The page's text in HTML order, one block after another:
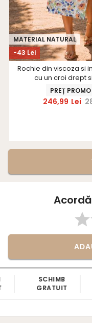
-43 Lei
MATERIAL NATURAL
Rochie din viscoza si
cu un croi drept
PREȚ PROMO
246,99 Lei
SCHIMB
GRATUIT